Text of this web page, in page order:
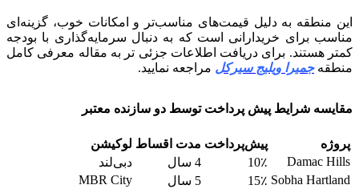
این منطقه به دلیل قیمت‌های مناسب‌تر و امکانات خوب، گزینه‌ای
مناسب برای خریدارانی است که به دنبال سرمایه‌گذاری با بودجه
کمتر هستند. برای دریافت اطلاعات جزئی تر به مقاله معرفی کامل
منطقهجمیرا ویلیج سیرکل مراجعه نمایید.
مقایسه شرایط پیش پرداخت توسط دو سازنده معتبر
پروژه پیش‌پرداخت مدت اقساط لوکیشن
Damac Hills
10٪ 4 سال
دبی‌لند
Sobha Hartland 15٪ 5 سال MBR City